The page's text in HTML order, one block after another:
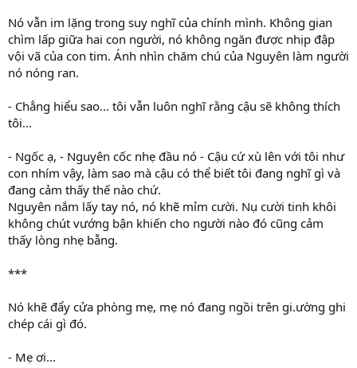
Nó vẫn im lặng trong suy nghĩ của chính mình. Không gian
chìm lấp giữa hai con người, nó không ngăn được nhịp đập
vội vã của con tim. Ánh nhìn chăm chú của Nguyên làm người
nó nóng ran.
- Chẳng hiểu sao... tôi vẫn luôn nghĩ rằng cậu sẽ không thích
tôi...
- Ngốc ạ, - Nguyên cốc nhẹ đầu nó - Cậu cứ xù lên với tôi như
con nhím vậy, làm sao mà cậu có thể biết tôi đang nghĩ gì và
đang cảm thấy thế nào chứ.
Nguyên nắm lấy tay nó, nó khẽ mỉm cười. Nụ cười tinh khôi
không chút vướng bận khiến cho người nào đó cũng cảm
thấy lòng nhẹ bẫng.
***
Nó khẽ đẩy cửa phòng mẹ, mẹ nó đang ngồi trên gi.ường ghi
chép cái gì đó.
- Mẹ ơi...